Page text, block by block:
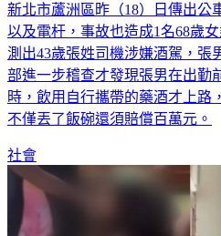
新北市蘆洲區昨（18）日傳出公
以及電杆，事故也造成1名68歲
測出43歲張姓司機涉嫌酒駕，張
部進一步稽查才發現張男在出勤
時，飲用自行攜帶的藥酒才上路
不僅丟了飯碗還須賠償百萬元。
社會